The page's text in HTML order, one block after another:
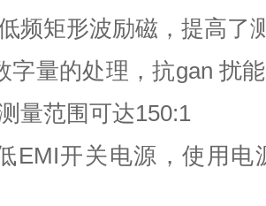
频矩形波励磁，提高了
字量的处理，抗gan 扰能
量范围可达150:1
EMI开关电源，使用电